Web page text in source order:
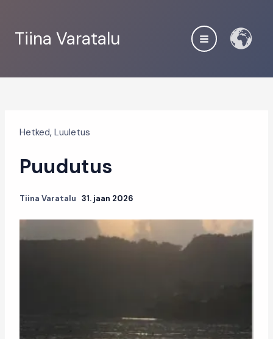
contentTiina Varatalu
Hetked,Luuletus
Puudutus
Tiina Varatalu 31. jaan 2026